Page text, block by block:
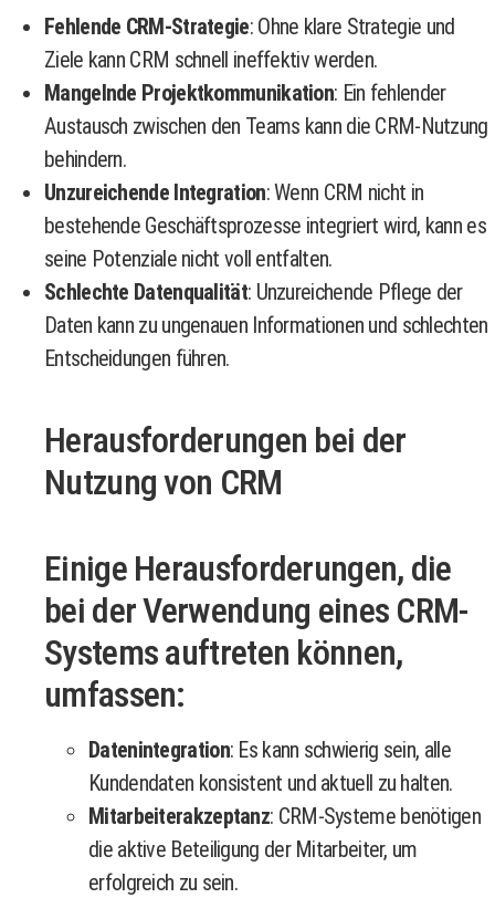
Fehlende CRM-Strategie: Ohne klare Strategie und
Ziele kann CRM schnell ineffektiv werden.
Mangelnde Projektkommunikation: Ein fehlender
Austausch zwischen den Teams kann die CRM-Nutzung
behindern.
Unzureichende Integration: Wenn CRM nicht in
bestehende Geschäftsprozesse integriert wird, kann es
seine Potenziale nicht voll entfalten.
Schlechte Datenqualität: Unzureichende Pflege der
Daten kann zu ungenauen Informationen und schlechten
Entscheidungen führen.
Herausforderungen bei der
Nutzung von CRM
Einige Herausforderungen, die
bei der Verwendung eines CRM-
Systems auftreten können,
umfassen:
Datenintegration: Es kann schwierig sein, alle
Kundendaten konsistent und aktuell zu halten.
Mitarbeiterakzeptanz: CRM-Systeme benötigen
die aktive Beteiligung der Mitarbeiter, um
erfolgreich zu sein.